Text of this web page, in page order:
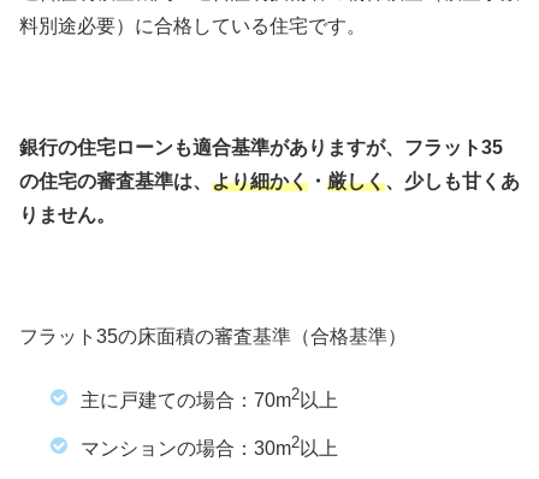
料別途必要）に合格している住宅です。
銀行の住宅ローンも適合基準がありますが、フラット35
の住宅の審査基準は、 より細かく ・ 厳しく、少しも甘くあ
りません。
フラット35の床面積の審査基準（合格基準）
主に戸建ての場合：70m2以上
マンションの場合：30m2 以上